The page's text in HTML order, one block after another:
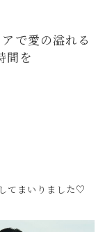
で愛の溢れる
間を
てまいりました♡